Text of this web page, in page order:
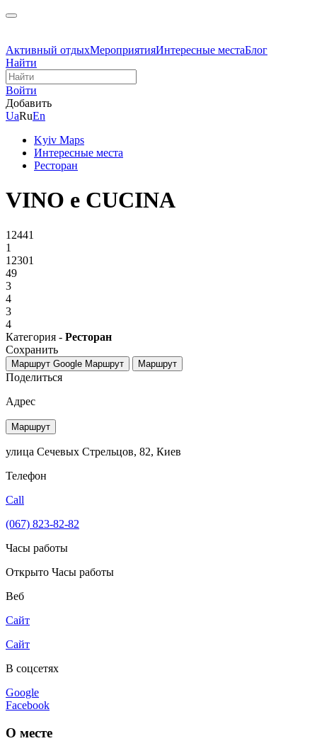
Активный отдыхМероприятияИнтересные местаБлог
Найти
Войти
Добавить
UaRuEn
Kyiv Maps
Интересные места
Ресторан
VINO e CUCINA
12441
1
12301
49
3
4
3
4
Категория - Ресторан
Сохранить
Маршрут Google Маршрут Маршрут
Поделиться
Адрес
Маршрут
улица Сечевых Стрельцов, 82, Киев
Телефон
Call
(067) 823-82-82
Часы работы
Открыто Часы работы
Веб
Сайт
Сайт
В соцсетях
Google
Facebook
О месте